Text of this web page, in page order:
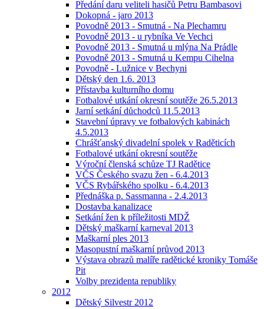
Předání daru veliteli hasičů Petru Bambasovi
Dokopná - jaro 2013
Povodně 2013 - Smutná - Na Plechamru
Povodně 2013 - u rybníka Ve Vechci
Povodně 2013 - Smutná u mlýna Na Prádle
Povodně 2013 - Smutná u Kempu Cihelna
Povodně - Lužnice v Bechyni
Dětský den 1.6. 2013
Přístavba kulturního domu
Fotbalové utkání okresní soutěže 26.5.2013
Jarní setkání důchodců 11.5.2013
Stavební úpravy ve fotbalových kabinách
4.5.2013
Chrášťanský divadelní spolek v Raděticích
Fotbalové utkání okresní soutěže
Výroční členská schůze TJ Radětice
VČS Českého svazu žen - 6.4.2013
VČS Rybářského spolku - 6.4.2013
Přednáška p. Sassmanna - 2.4.2013
Dostavba kanalizace
Setkání žen k příležitosti MDŽ
Dětský maškarní karneval 2013
Maškarní ples 2013
Masopustní maškarní průvod 2013
Výstava obrazů malíře radětické kroniky Tomáše
Pit
Volby prezidenta republiky
2012
Dětský Silvestr 2012